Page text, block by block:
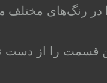
در رنگ‌های مختلف
قسمت را از دست